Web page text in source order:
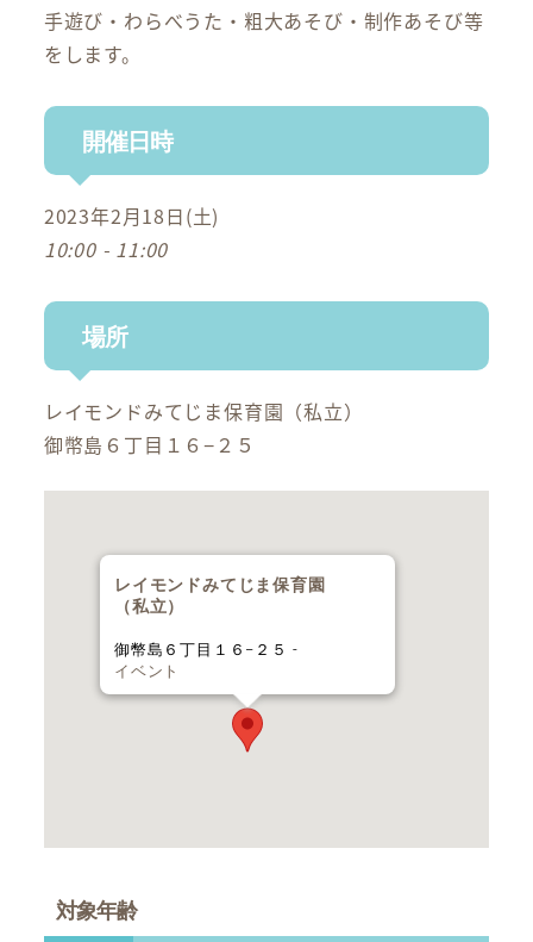
手遊び・わらべうた・粗大あそび・制作あそび等
をします。
開催日時
2023年2月18日(土)
10:00 - 11:00
場所
レイモンドみてじま保育園（私立）
御幣島６丁目１６−２５
レイモンドみてじま保育園
（私立）
御幣島６丁目１６−２５ -
イベント
対象年齢